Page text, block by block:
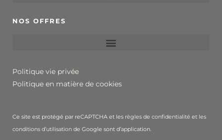
NOS OFFRES
Politique vie privée
Politique en matière de cookies
Ce site est protégé par reCAPTCHA et les règles de confidentialité et les
conditions d’utilisation de Google sont d’application.